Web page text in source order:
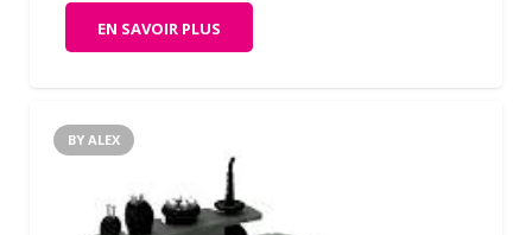
EN SAVOIR PLUS
BY ALEX